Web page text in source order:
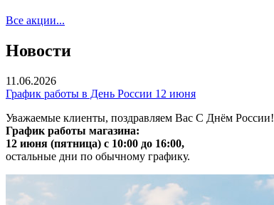
Все акции...
Новости
11.06.2026
График работы в День России 12 июня
Уважаемые клиенты, поздравляем Вас С Днём России!
График работы магазина:
12 июня (пятница) с 10:00 до 16:00,
остальные дни по обычному графику.